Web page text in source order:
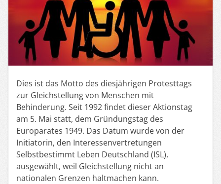
Dies ist das Motto des diesjährigen Protesttags
zur Gleichstellung von Menschen mit
Behinderung. Seit 1992 findet dieser Aktionstag
am 5. Mai statt, dem Gründungstag des
Europarates 1949. Das Datum wurde von der
Initiatorin, den Interessenvertretungen
Selbstbestimmt Leben Deutschland (ISL),
ausgewählt, weil Gleichstellung nicht an
nationalen Grenzen haltmachen kann.